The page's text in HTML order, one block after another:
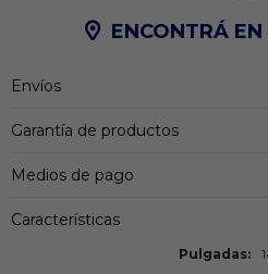
ENCONTRÁ EN
Envíos
Garantía de productos
Medios de pago
Características
Pulgadas